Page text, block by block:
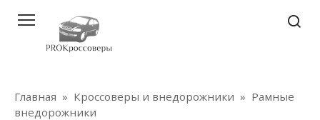
контенту
Главная » Кроссоверы и внедорожники » Рамные
внедорожники